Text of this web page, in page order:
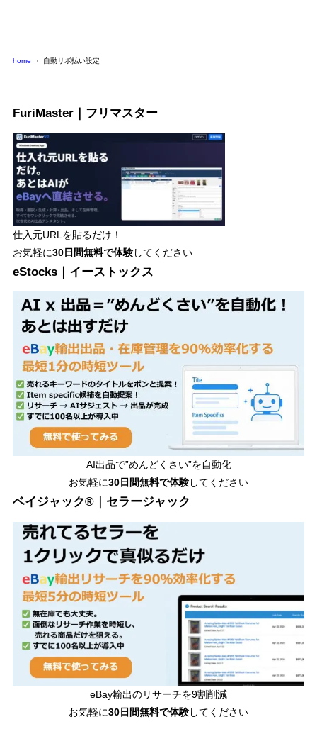
home 自動リボ払い設定
FuriMaster｜フリマスター
仕入元URLを貼るだけ！
お気軽に30日間無料で体験してください
eStocks｜イーストックス
AI出品で”めんどくさい”を自動化
お気軽に30日間無料で体験してください
ベイジャック®｜セラージャック
eBay輸出のリサーチを9割削減
お気軽に30日間無料で体験してください